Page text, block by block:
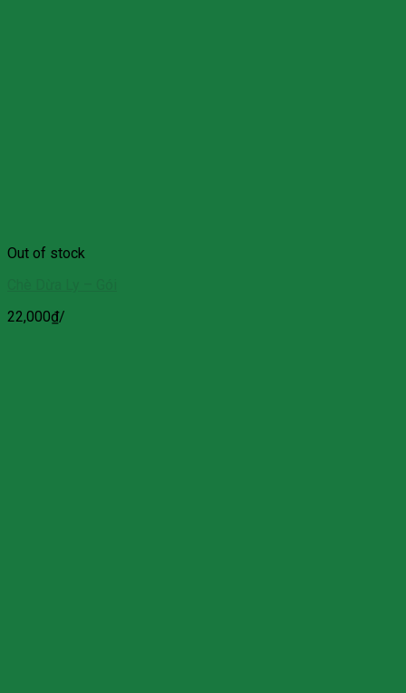
Out of stock
22,000₫/